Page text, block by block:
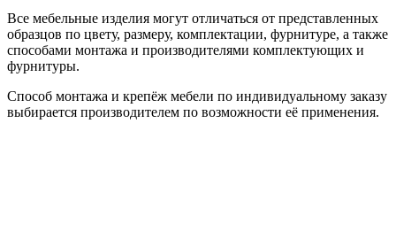
Все мебельные изделия могут отличаться от представленных
образцов по цвету, размеру, комплектации, фурнитуре, а также
способами монтажа и производителями комплектующих и
фурнитуры.
Способ монтажа и крепёж мебели по индивидуальному заказу
выбирается производителем по возможности её применения.